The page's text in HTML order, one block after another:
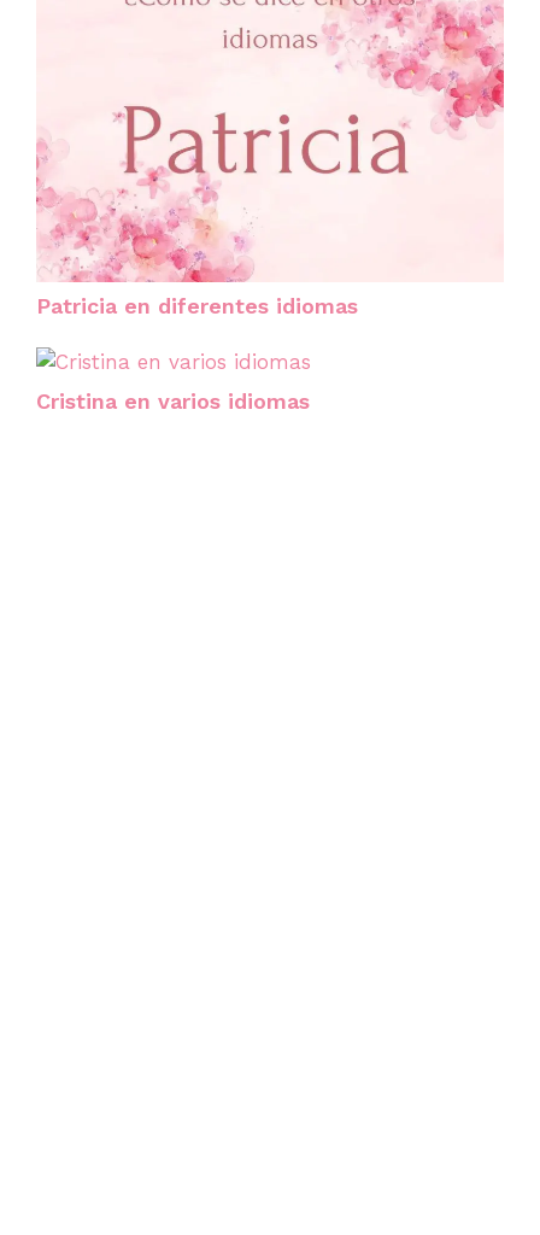
Patricia en diferentes idiomas
Cristina en varios idiomas